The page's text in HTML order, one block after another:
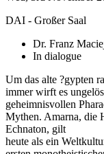
DAI - Großer Saal
Dr. Franz
In dialogue
Um das alte ?gypten
immer wirft es
geheimnisvollen
Mythen. Amarna, die
Echnaton, gilt
heute als ein